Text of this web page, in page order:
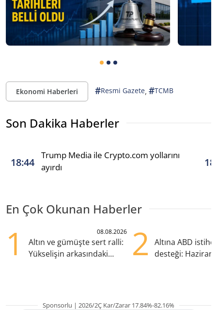
Ekonomi Haberleri #Resmi Gazete, #TCMB
Son Dakika Haberler
18:44
Trump Media ile Crypto.com yollarını
ayırdı
En Çok Okunan Haberler
1 08.08.2026
Altın ve gümüşte sert ralli:
Yükselişin arkasındaki
2
Altına ABD
desteği:
Sponsorlu | 2026/2Ç Kar/Zarar 17.84%-82.16%